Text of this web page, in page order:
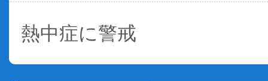
熱中症に警戒